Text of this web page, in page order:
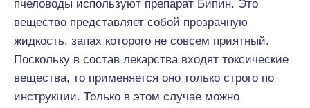
пчеловоды используют препарат Бипин. Это
вещество представляет собой прозрачную
жидкость, запах которого не совсем приятный.
Поскольку в состав лекарства входят токсические
вещества, то применяется оно только строго по
инструкции. Только в этом случае можно